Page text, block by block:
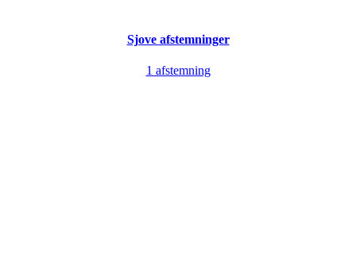
Sjove afstemninger
1 afstemning